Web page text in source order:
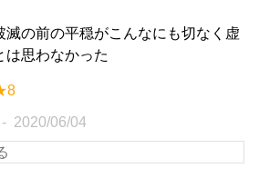
滅の前の平穏がこんなにも切なく虚
は思わなかった
2020/06/04